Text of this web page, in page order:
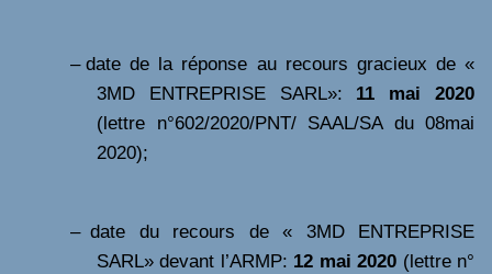
– date de la réponse au recours gracieux de «
3MD ENTREPRISE SARL»: 11 mai 2020
(lettre n°602/2020/PNT/ SAAL/SA du 08mai
2020);
– date du recours de « 3MD ENTREPRISE
SARL» devant l’ARMP: 12 mai 2020 (lettre n°